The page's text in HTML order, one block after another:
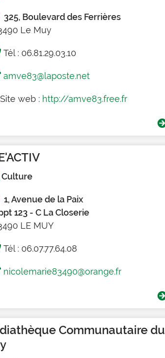
325, Boulevard des Ferrières
Le Muy
Tél : 06.81.29.03.10
amve83@laposte.net
Site web : http://amve83.free.fr
Culture
1, Avenue de la Paix
123 - C La Closerie
LE MUY
Tél : 06.07.77.64.08
nicolemarie83490@orange.fr
Communautaire du